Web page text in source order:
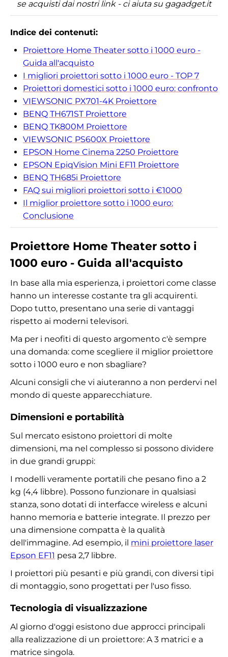
se acquisti dai nostri link - ci aiuta su gagadget.it
Indice dei contenuti:
Proiettore Home Theater sotto i 1000 euro -
Guida all'acquisto
I migliori proiettori sotto i 1000 euro - TOP 7
Proiettori domestici sotto i 1000 euro: confronto
VIEWSONIC PX701-4K Proiettore
BENQ TH671ST Proiettore
BENQ TK800M Proiettore
VIEWSONIC PS600X Proiettore
EPSON Home Cinema 2250 Proiettore
EPSON EpiqVision Mini EF11 Proiettore
BENQ TH685i Proiettore
FAQ sui migliori proiettori sotto i €1000
Il miglior proiettore sotto i 1000 euro:
Conclusione
Proiettore Home Theater sotto i
1000 euro - Guida all'acquisto
In base alla mia esperienza, i proiettori come classe
hanno un interesse costante tra gli acquirenti.
Dopo tutto, presentano una serie di vantaggi
rispetto ai moderni televisori.
Ma per i neofiti di questo argomento c'è sempre
una domanda: come scegliere il miglior proiettore
sotto i 1000 euro e non sbagliare?
Alcuni consigli che vi aiuteranno a non perdervi nel
mondo di queste apparecchiature.
Dimensioni e portabilità
Sul mercato esistono proiettori di molte
dimensioni, ma nel complesso si possono dividere
in due grandi gruppi:
I modelli veramente portatili che pesano fino a 2
kg (4,4 libbre). Possono funzionare in qualsiasi
stanza, sono dotati di interfacce wireless e alcuni
hanno memoria e batterie integrate. Il prezzo per
una dimensione compatta è la qualità
dell'immagine. Ad esempio, il mini proiettore laser
Epson EF11 pesa 2,7 libbre.
I proiettori più pesanti e più grandi, con diversi tipi
di montaggio, sono progettati per l'uso fisso.
Tecnologia di visualizzazione
Al giorno d'oggi esistono due approcci principali
alla realizzazione di un proiettore: A 3 matrici e a
matrice singola.